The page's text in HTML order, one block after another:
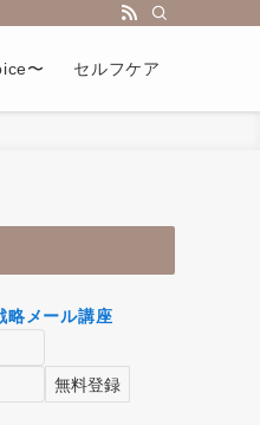
〜 セルフケア
略メール講座